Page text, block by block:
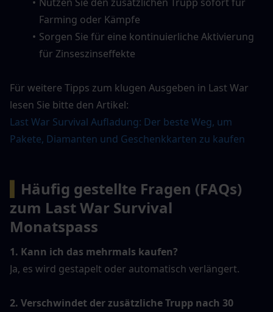
Farming oder Kämpfe
Sorgen Sie für eine kontinuierliche Aktivierung
für Zinseszinseffekte
Für weitere Tipps zum klugen Ausgeben in Last War
lesen Sie bitte den Artikel:
Last War Survival Aufladung: Der beste Weg, um
Pakete, Diamanten und Geschenkkarten zu kaufen
Häufig gestellte Fragen (FAQs)
zum Last War Survival
Monatspass
1. Kann ich das mehrmals kaufen?
Ja, es wird gestapelt oder automatisch verlängert.
2. Verschwindet der zusätzliche Trupp nach 30